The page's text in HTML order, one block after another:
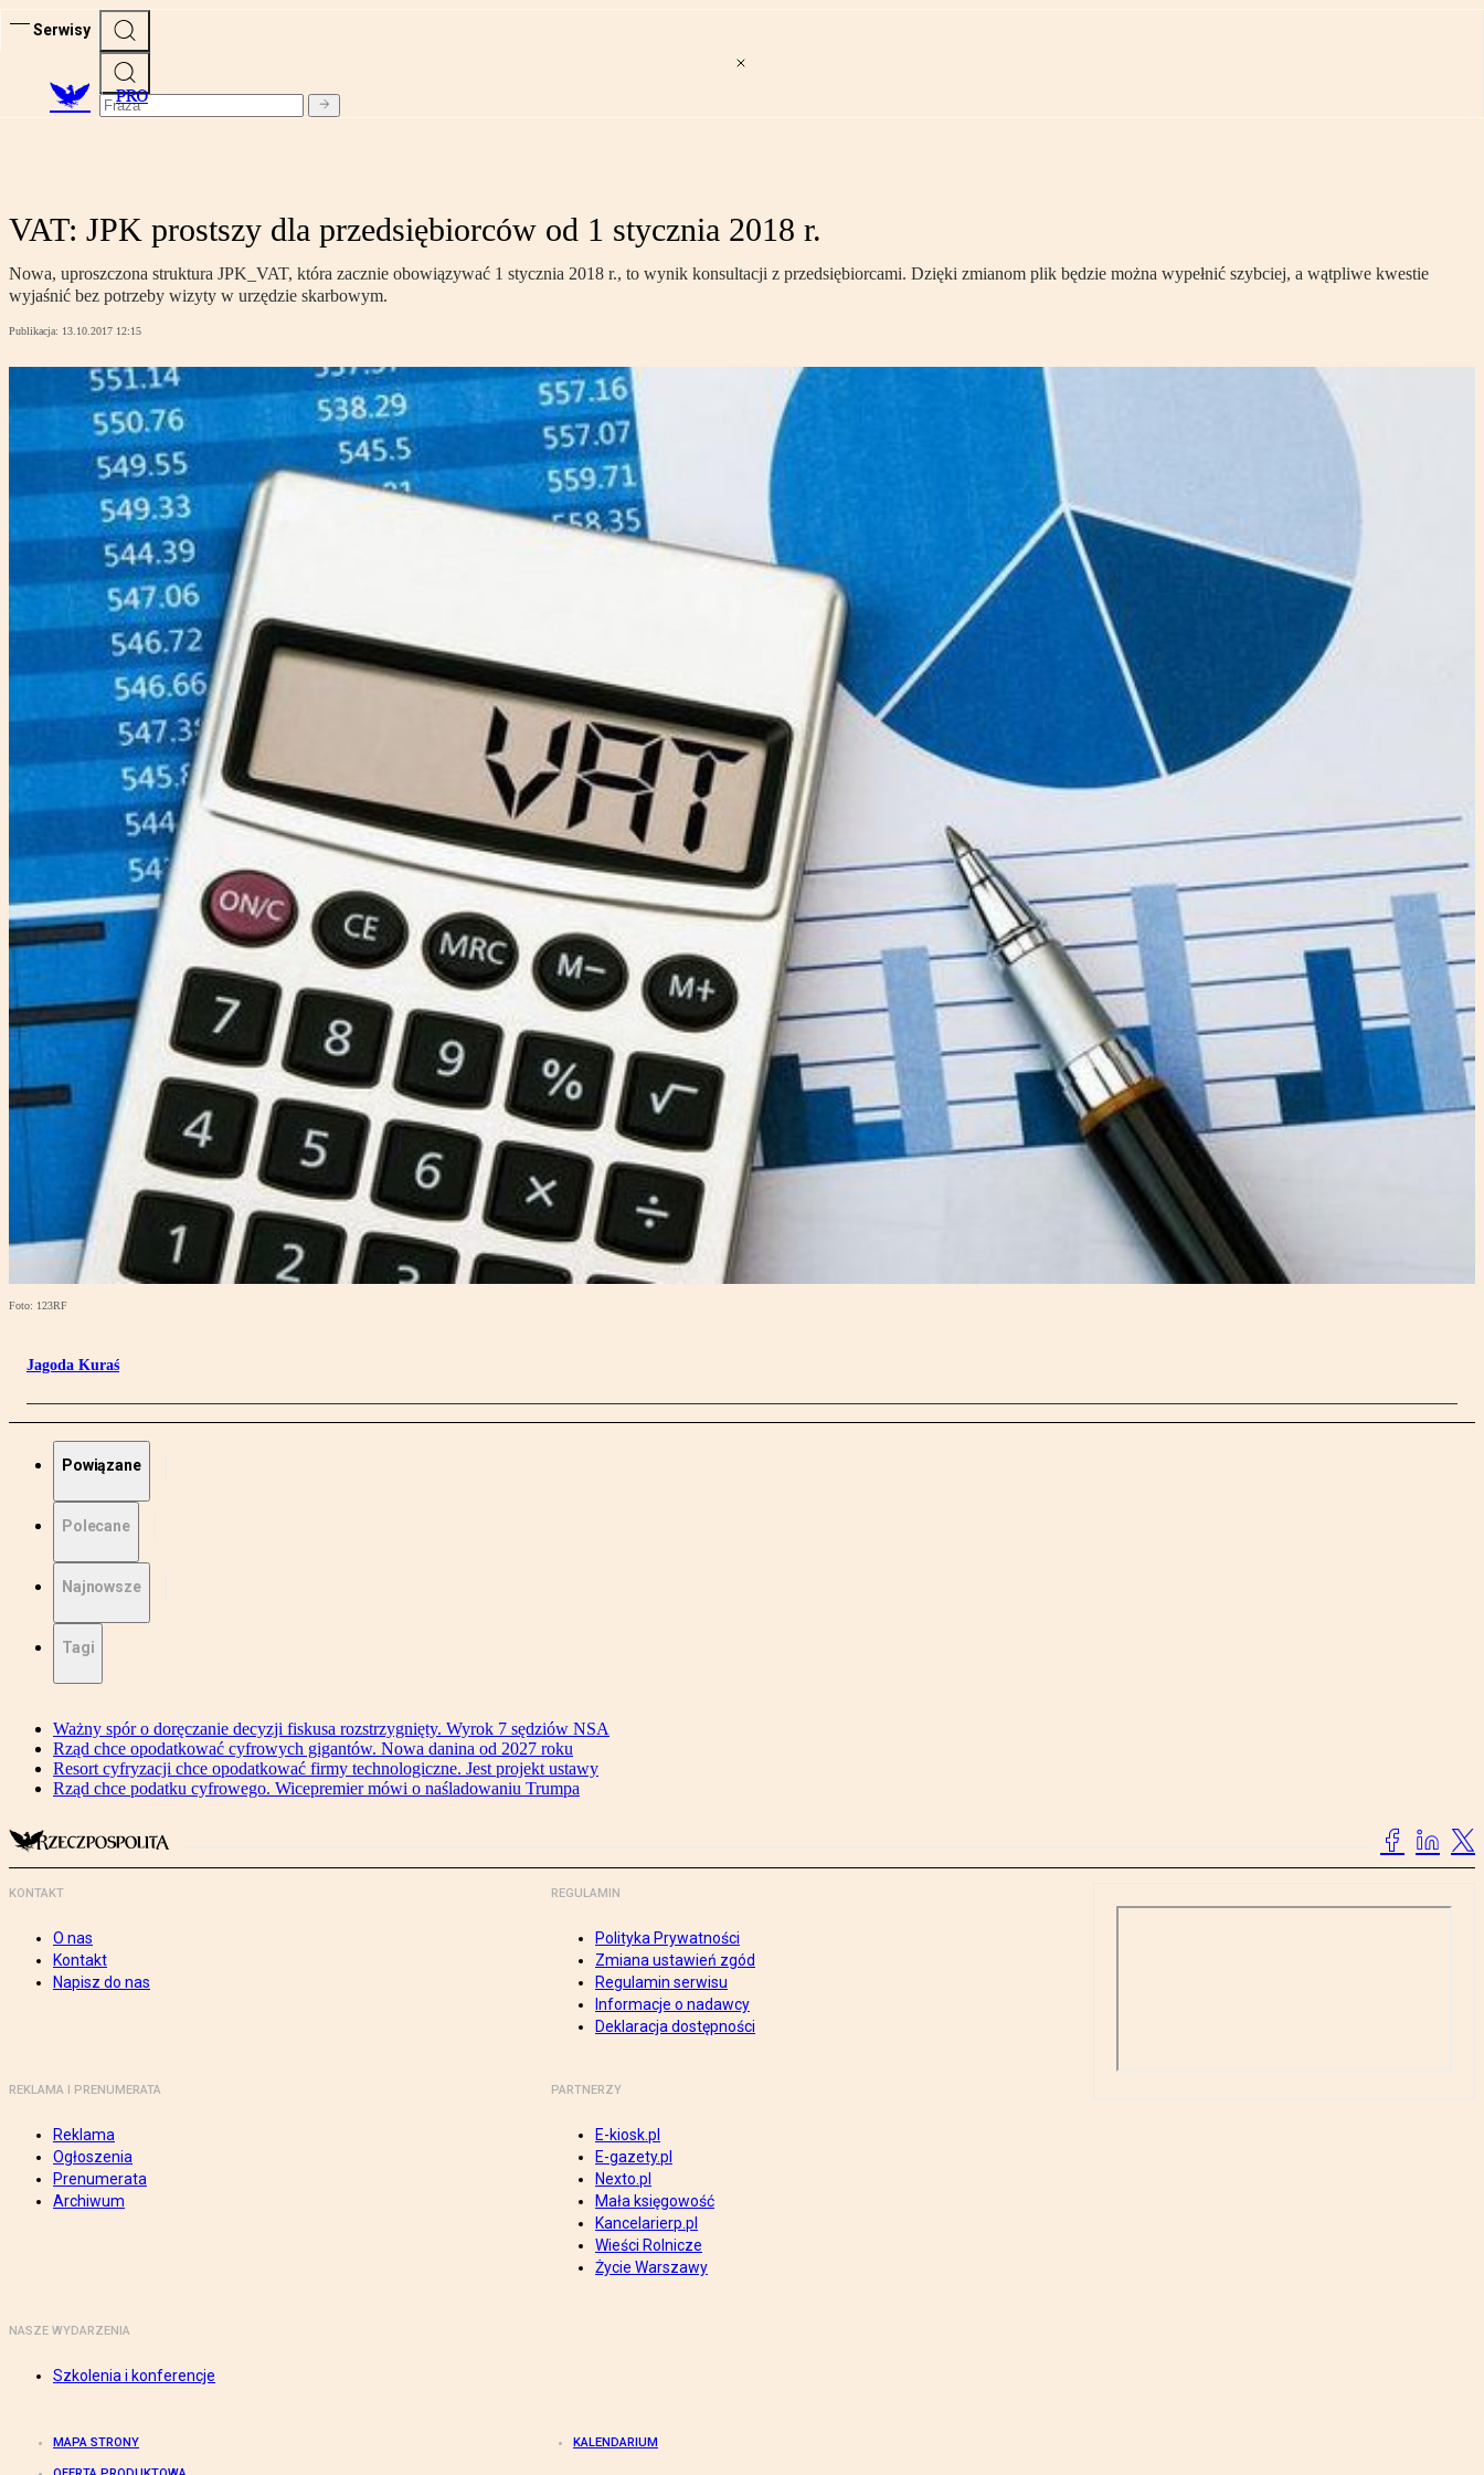
Serwisy
PRO
VAT: JPK prostszy dla przedsiębiorców od 1 stycznia 2018 r.
Nowa, uproszczona struktura JPK_VAT, która zacznie obowiązywać 1 stycznia 2018 r., to wynik konsultacji z przedsiębiorcami. Dzięki zmianom plik będzie można wypełnić szybciej, a wątpliwe kwestie
wyjaśnić bez potrzeby wizyty w urzędzie skarbowym.
Publikacja: 13.10.2017 12:15
Foto: 123RF
Jagoda Kuraś
Powiązane
Polecane
Najnowsze
Tagi
Ważny spór o doręczanie decyzji fiskusa rozstrzygnięty. Wyrok 7 sędziów NSA
Rząd chce opodatkować cyfrowych gigantów. Nowa danina od 2027 roku
Resort cyfryzacji chce opodatkować firmy technologiczne. Jest projekt ustawy
Rząd chce podatku cyfrowego. Wicepremier mówi o naśladowaniu Trumpa
KONTAKT
O nas
Kontakt
Napisz do nas
REGULAMIN
Polityka Prywatności
Zmiana ustawień zgód
Regulamin serwisu
Informacje o nadawcy
Deklaracja dostępności
REKLAMA I PRENUMERATA
Reklama
Ogłoszenia
Prenumerata
Archiwum
PARTNERZY
E-kiosk.pl
E-gazety.pl
Nexto.pl
Mała księgowość
Kancelarierp.pl
Wieści Rolnicze
Życie Warszawy
NASZE WYDARZENIA
Szkolenia i konferencje
MAPA STRONY KALENDARIUM